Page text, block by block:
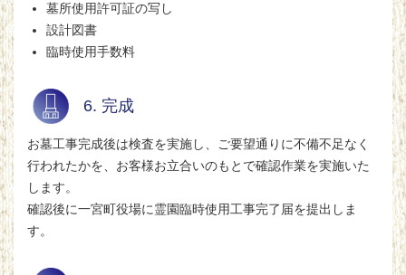
墓所使用許可証の写し
設計図書
臨時使用手数料
6. 完成
お墓工事完成後は検査を実施し、ご要望通りに不備不足なく
行われたかを、お客様お立合いのもとで確認作業を実施いた
します。
確認後に一宮町役場に霊園臨時使用工事完了届を提出しま
す。